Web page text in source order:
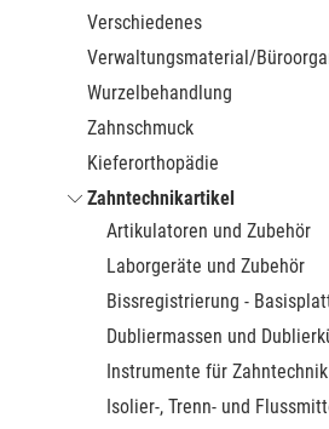
Verschiedenes
Verwaltungsmaterial/
Wurzelbehandlung
Zahnschmuck
Kieferorthopädie
Zahntechnikartikel
Artikulatoren und Zubehör
Laborgeräte und Zubehör
Bissregistrierung -
Dubliermassen und
Instrumente für Zahntechnik
Isolier-, Trenn- und